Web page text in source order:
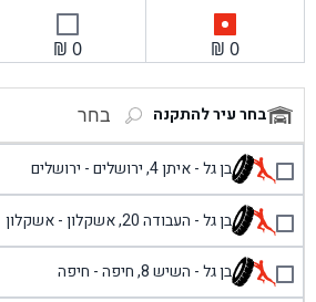
₪ 0
₪ 0
בחר עיר להתקנה בחר
בן גל - איתן 4, ירושלים - ירושלים
בן גל - העבודה 20, אשקלון - אשקלון
בן גל - השיש 8, חיפה - חיפה